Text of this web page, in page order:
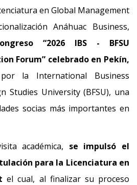
en Global Management
Anáhuac Business,
“2026 IBS - BFSU
Forum” celebrado en Pekín,
la International Business
Studies University (BFSU), una
socias más importantes en
académica, se impulsó el
para la Licenciatura en
el cual, al finalizar su proceso